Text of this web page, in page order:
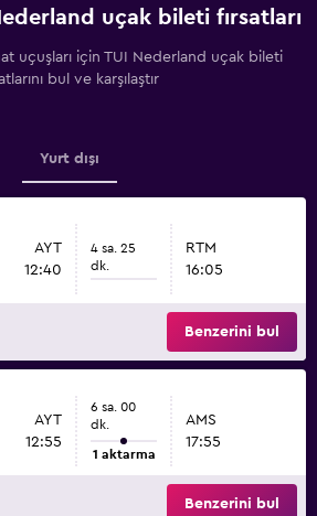
uçak bileti fırsatları
uçuşları için TUI Nederland uçak bileti
bul ve karşılaştır
Yurt dışı
AYT
12:40
4 sa. 25
dk.
RTM
16:05
Benzerini bul
AYT
12:55
6 sa. 00
dk.
1 aktarma
AMS
17:55
Benzerini bul